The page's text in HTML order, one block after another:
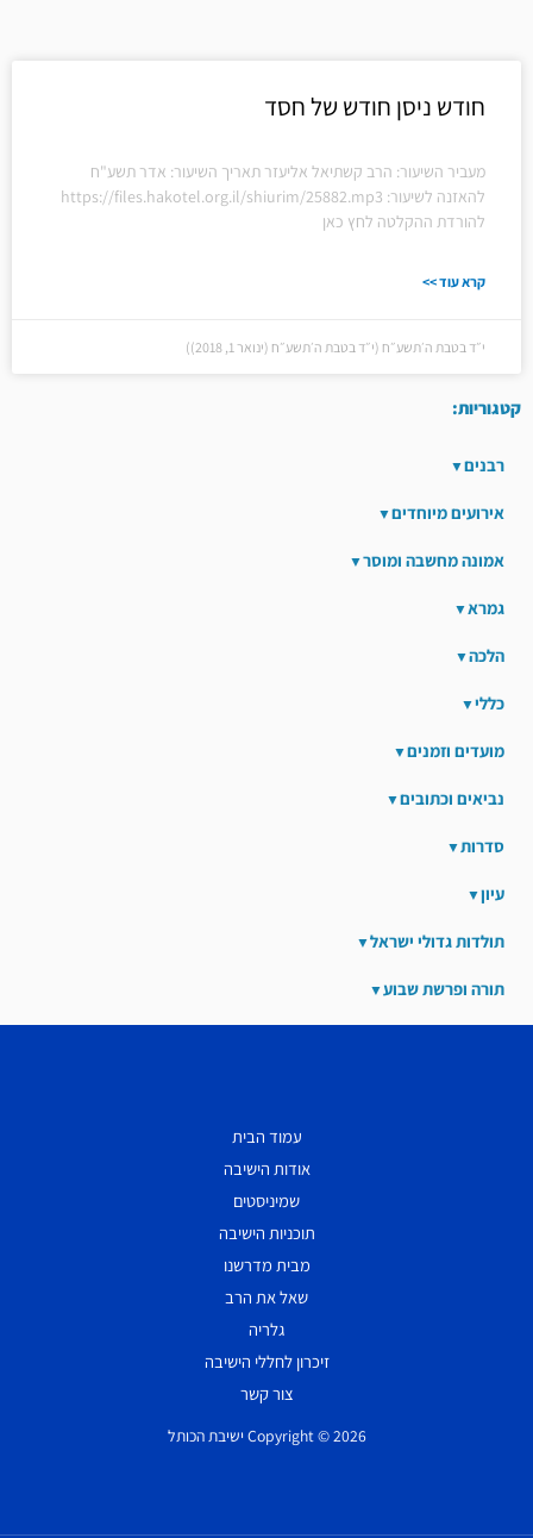
חודש ניסן חודש של חסד
מעביר השיעור: הרב קשתיאל אליעזר תאריך השיעור: אדר תשע"ח
להאזנה לשיעור: https://files.hakotel.org.il/shiurim/25882.mp3
להורדת ההקלטה לחץ כאן
קרא עוד >>
י״ד בטבת ה׳תשע״ח (י״ד בטבת ה׳תשע״ח (ינואר 1, 2018))
קטגוריות:
רבנים
אירועים מיוחדים
אמונה מחשבה ומוסר
גמרא
הלכה
כללי
מועדים וזמנים
נביאים וכתובים
סדרות
עיון
תולדות גדולי ישראל
תורה ופרשת שבוע
עמוד הבית
אודות הישיבה
שמיניסטים
תוכניות הישיבה
מבית מדרשנו
שאל את הרב
גלריה
זיכרון לחללי הישיבה
צור קשר
Copyright © 2026 ישיבת הכותל